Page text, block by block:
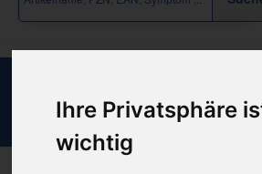
Ihre Privatsphäre
wichtig
SAMBUCUS